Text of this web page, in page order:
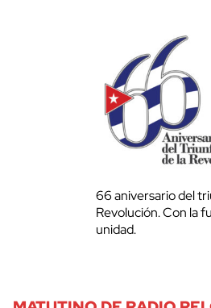
66 aniversario del
Revolución. Con la
unidad.